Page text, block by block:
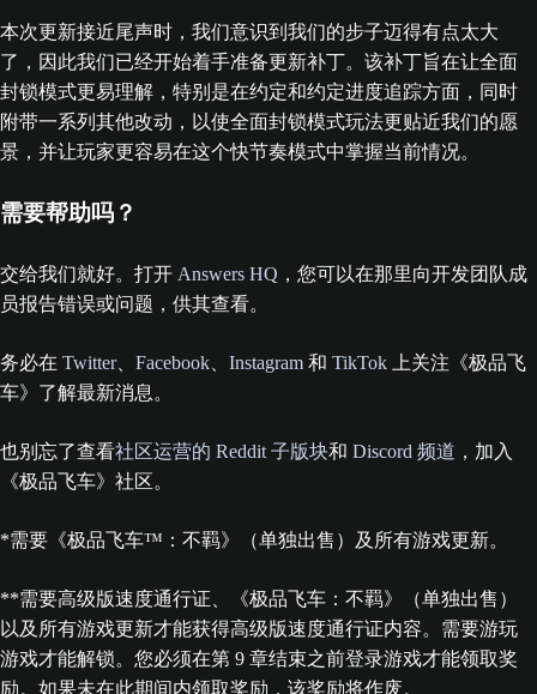
本次更新接近尾声时，我们意识到我们的步子迈得有点太大
了，因此我们已经开始着手准备更新补丁。该补丁旨在让全面
封锁模式更易理解，特别是在约定和约定进度追踪方面，同时
附带一系列其他改动，以使全面封锁模式玩法更贴近我们的愿
景，并让玩家更容易在这个快节奏模式中掌握当前情况。
需要帮助吗？
交给我们就好。打开 Answers HQ ，您可以在那里向开发团队成
员报告错误或问题，供其查看。
务必在 Twitter、 Facebook Instagram 和 TikTok 上关注《极品飞
车》了解最新消息。
也别忘了查看社区运营的 Reddit 子版块和 Discord 频道 ，加入
《极品飞车》社区。
*需要《极品飞车™：不羁》（单独出售）及所有游戏更新。
**需要高级版速度通行证、《极品飞车：不羁》（单独出售）
以及所有游戏更新才能获得高级版速度通行证内容。需要游玩
游戏才能解锁。您必须在第 9 章结束之前登录游戏才能领取奖
励。如果未在此期间内领取奖励，该奖励将作废。